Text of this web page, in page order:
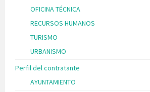
OFICINA TÉCNICA
RECURSOS HUMANOS
TURISMO
URBANISMO
Perfil del contratante
AYUNTAMIENTO